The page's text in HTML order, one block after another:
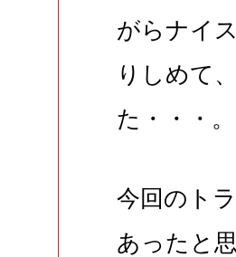
がらナイ
りしめて
た・・・。
今回のト
あったと